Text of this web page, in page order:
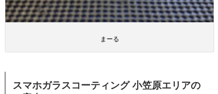
まーる
スマホガラスコーティング 小笠原エリアの